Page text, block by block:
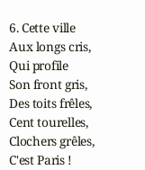
6. Cette ville
Aux longs cris,
Qui profile
Son front gris,
Des toits frêles,
Cent tourelles,
Clochers grêles,
C'est Paris !